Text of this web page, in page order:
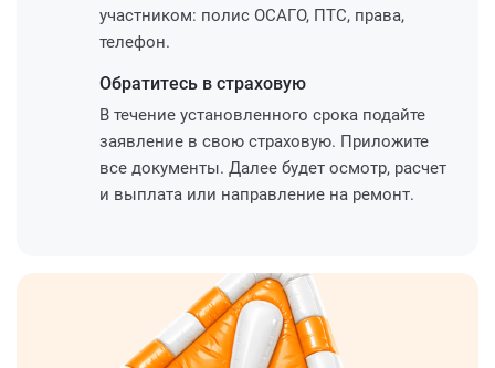
участником: полис ОСАГО, ПТС, права,
телефон.
Обратитесь в страховую
В течение установленного срока подайте
заявление в свою страховую. Приложите
все документы. Далее будет осмотр, расчет
и выплата или направление на ремонт.